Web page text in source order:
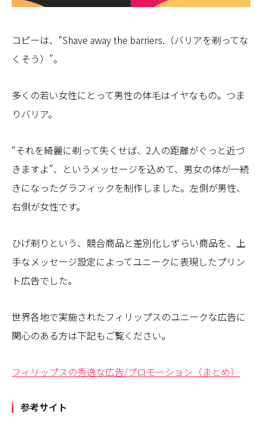
コピーは、“Shave away the barriers.（バリアを剃ってな
くそう）”。
多くの若い女性にとって男性の体毛はイヤなもの。つま
りバリア。
“それを綺麗に剃って失くせば、2人の距離がぐっと近づ
きますよ”、というメッセージを込めて、男女の体が一続
きになったグラフィックを制作しました。左側が男性、
右側が女性です。
ひげ剃りという、競合商品と差別化しずらい商品を、上
手なメッセージ設定によってユニークに表現したプリン
ト広告でした。
世界各地で実施されたフィリップスのユニークな広告に
関心のある方は下記もご覧ください。
フィリップスの秀逸な広告/プロモーション（まとめ）
参考サイト